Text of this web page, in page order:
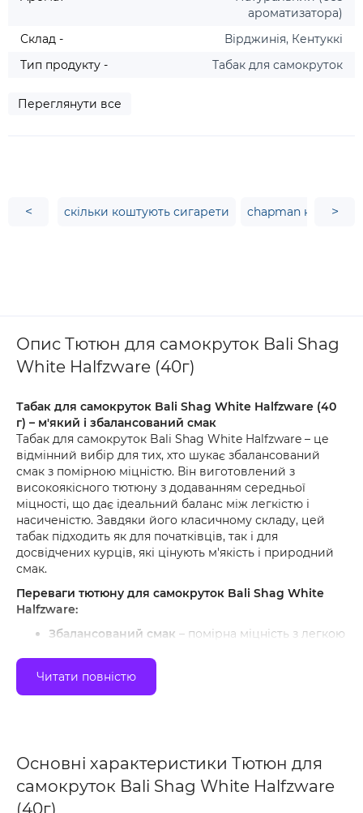
ароматизатора)
Склад -
Вірджинія, Кентуккі
Тип продукту -
Табак для самокруток
Переглянути все
< скільки коштують сигарети chapman купити
>
Опис Тютюн для самокруток Bali Shag
White Halfzware (40г)
Табак для самокруток Bali Shag White Halfzware (40
г) – м'який і збалансований смак
Табак для самокруток Bali Shag White Halfzware – це
відмінний вибір для тих, хто шукає збалансований
смак з помірною міцністю. Він виготовлений з
високоякісного тютюну з додаванням середньої
міцності, що дає ідеальний баланс між легкістю і
насиченістю. Завдяки його класичному складу, цей
табак підходить як для початківців, так і для
досвідчених курців, які цінують м'якість і природний
смак.
Переваги тютюну для самокруток Bali Shag White
Halfzware:
Збалансований смак – помірна міцність з легкою
Високоякісні сорти тютюну
листя, що забезпечують чистий і натуральний
Універсальність – легко скручується в
самокрутки будь-якої щільності завдяки
рівномірній нарізці.
Читати повністю
Основні характеристики Тютюн для
самокруток Bali Shag White Halfzware
(40г)